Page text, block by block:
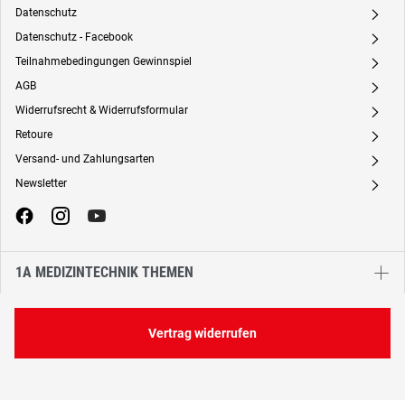
Datenschutz A
Datenschutz - Facebook A
Teilnahmebedingungen Gewinnspiel A
AGB A
Widerrufsrecht & Widerrufsformular A
Retoure A
Versand- und Zahlungsarten A
Newsletter A
1A MEDIZINTECHNIK THEMEN
Vertrag widerrufen